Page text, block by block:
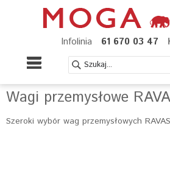
Infolinia 61 670 03 47
Wagi przemysłowe
Szeroki wybór wag przemysłowych RAVAS